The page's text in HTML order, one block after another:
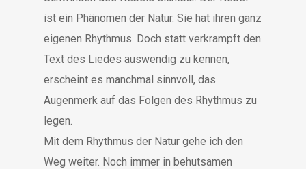
ist ein Phänomen der Natur. Sie hat ihren ganz
eigenen Rhythmus. Doch statt verkrampft den
Text des Liedes auswendig zu kennen,
erscheint es manchmal sinnvoll, das
Augenmerk auf das Folgen des Rhythmus zu
legen.
Mit dem Rhythmus der Natur gehe ich den
Weg weiter. Noch immer in behutsamen